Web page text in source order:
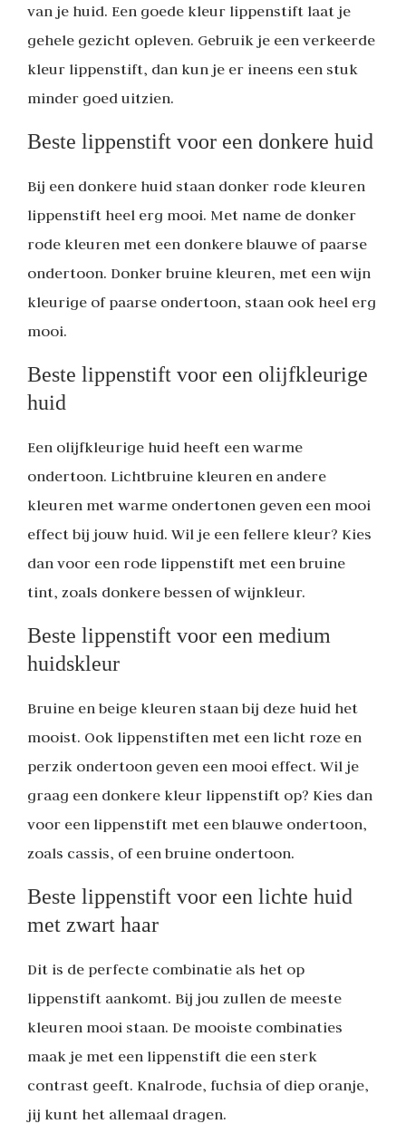
van je huid. Een goede kleur lippenstift laat je
gehele gezicht opleven. Gebruik je een verkeerde
kleur lippenstift, dan kun je er ineens een stuk
minder goed uitzien.
Beste lippenstift voor een donkere huid
Bij een donkere huid staan donker rode kleuren
lippenstift heel erg mooi. Met name de donker
rode kleuren met een donkere blauwe of paarse
ondertoon. Donker bruine kleuren, met een wijn
kleurige of paarse ondertoon, staan ook heel erg
mooi.
Beste lippenstift voor een olijfkleurige
huid
Een olijfkleurige huid heeft een warme
ondertoon. Lichtbruine kleuren en andere
kleuren met warme ondertonen geven een mooi
effect bij jouw huid. Wil je een fellere kleur? Kies
dan voor een rode lippenstift met een bruine
tint, zoals donkere bessen of wijnkleur.
Beste lippenstift voor een medium
huidskleur
Bruine en beige kleuren staan bij deze huid het
mooist. Ook lippenstiften met een licht roze en
perzik ondertoon geven een mooi effect. Wil je
graag een donkere kleur lippenstift op? Kies dan
voor een lippenstift met een blauwe ondertoon,
zoals cassis, of een bruine ondertoon.
Beste lippenstift voor een lichte huid
met zwart haar
Dit is de perfecte combinatie als het op
lippenstift aankomt. Bij jou zullen de meeste
kleuren mooi staan. De mooiste combinaties
maak je met een lippenstift die een sterk
contrast geeft. Knalrode, fuchsia of diep oranje,
jij kunt het allemaal dragen.